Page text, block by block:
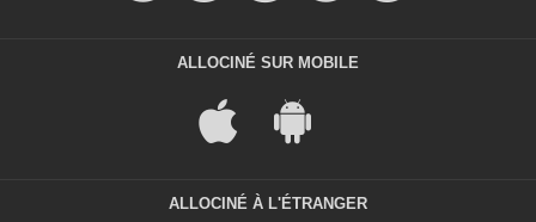
ALLOCINÉ SUR MOBILE
ALLOCINÉ À L'ÉTRANGER